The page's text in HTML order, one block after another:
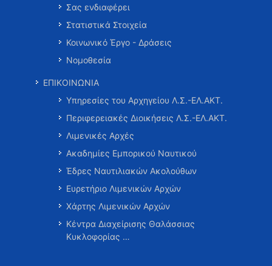
Σας ενδιαφέρει
Στατιστικά Στοιχεία
Κοινωνικό Έργο - Δράσεις
Νομοθεσία
ΕΠΙΚΟΙΝΩΝΙΑ
Υπηρεσίες του Αρχηγείου Λ.Σ.-ΕΛ.ΑΚΤ.
Περιφερειακές Διοικήσεις Λ.Σ.-ΕΛ.ΑΚΤ.
Λιμενικές Αρχές
Ακαδημίες Εμπορικού Ναυτικού
Έδρες Ναυτιλιακών Ακολούθων
Ευρετήριο Λιμενικών Αρχών
Χάρτης Λιμενικών Αρχών
Κέντρα Διαχείρισης Θαλάσσιας
Κυκλοφορίας …